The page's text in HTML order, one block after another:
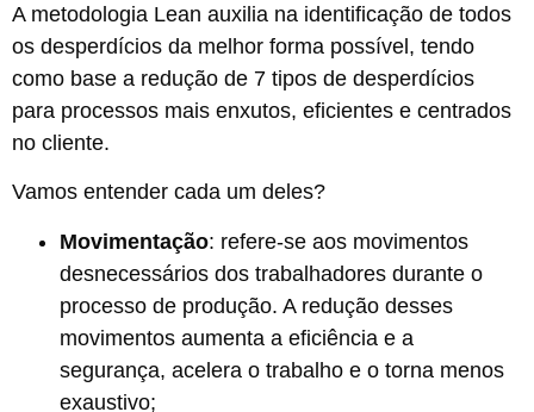
A metodologia Lean auxilia na identificação de todos
os desperdícios da melhor forma possível, tendo
como base a redução de 7 tipos de desperdícios
para processos mais enxutos, eficientes e centrados
no cliente.
Vamos entender cada um deles?
Movimentação: refere-se aos movimentos
desnecessários dos trabalhadores durante o
processo de produção. A redução desses
movimentos aumenta a eficiência e a
segurança, acelera o trabalho e o torna menos
exaustivo;